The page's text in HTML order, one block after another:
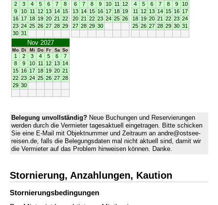
2
3 4 5 6 7
8
9
10 11 12 13 14 15
16 17 18 19 20 21 22
23 24 25 26 27 28 29
30 31
6
7 8 9 10 11
12
13 14 15 16 17 18 19
20 21 22 23 24 25 26
27 28 29 30
4
5 6 7 8 9
10
11
12 13 14 15 16 17
18 19 20 21 22 23 24
25 26 27 28 29 30 31
Nov 2027
Mo Di Mi Do Fr Sa So
1 2 3 4 5 6
7
8
9 10 11 12 13 14
15 16 17 18 19 20 21
22 23 24 25 26 27 28
29 30
Belegung unvollständig? Neue Buchungen und Reservierungen
werden durch die Vermieter tagesaktuell eingetragen. Bitte schicken
Sie eine E-Mail mit Objektnummer und Zeitraum an andre@ostsee-
reisen.de, falls die Belegungsdaten mal nicht aktuell sind, damit wir
die Vermieter auf das Problem hinweisen können. Danke.
Stornierung, Anzahlungen, Kaution
Stornierungs­bedingungen